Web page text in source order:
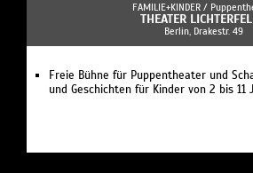
FAMILIE+KINDER /
THEATER
Berlin, Drakestr. 49
Freie Bühne für Puppentheater und
und Geschichten für Kinder von 2 bis 11